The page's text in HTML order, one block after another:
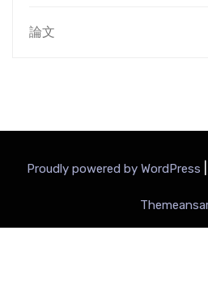
論文
Proudly powered by WordPress